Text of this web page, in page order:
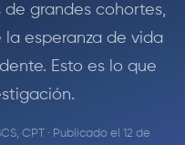
grandes cohortes,
esperanza de vida
Esto es lo que
CPT · Publicado el 12 de